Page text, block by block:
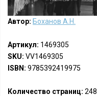
Автор: Боханов А.Н.
Артикул: 1469305
SKU: VV1469305
ISBN: 9785392419975
Количество страниц: 248